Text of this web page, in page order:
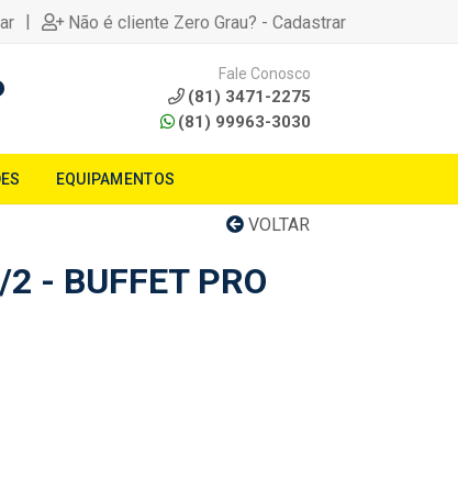
| Não é cliente Zero Grau? - Cadastrar
Fale Conosco
(81) 3471-2275
(81) 99963-3030
EQUIPAMENTOS
VOLTAR
- BUFFET PRO